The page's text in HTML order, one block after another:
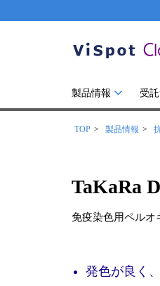
製品情報 受
TOP 製品情報
TaKaRa
免疫染色用ペルオ
発色が良く